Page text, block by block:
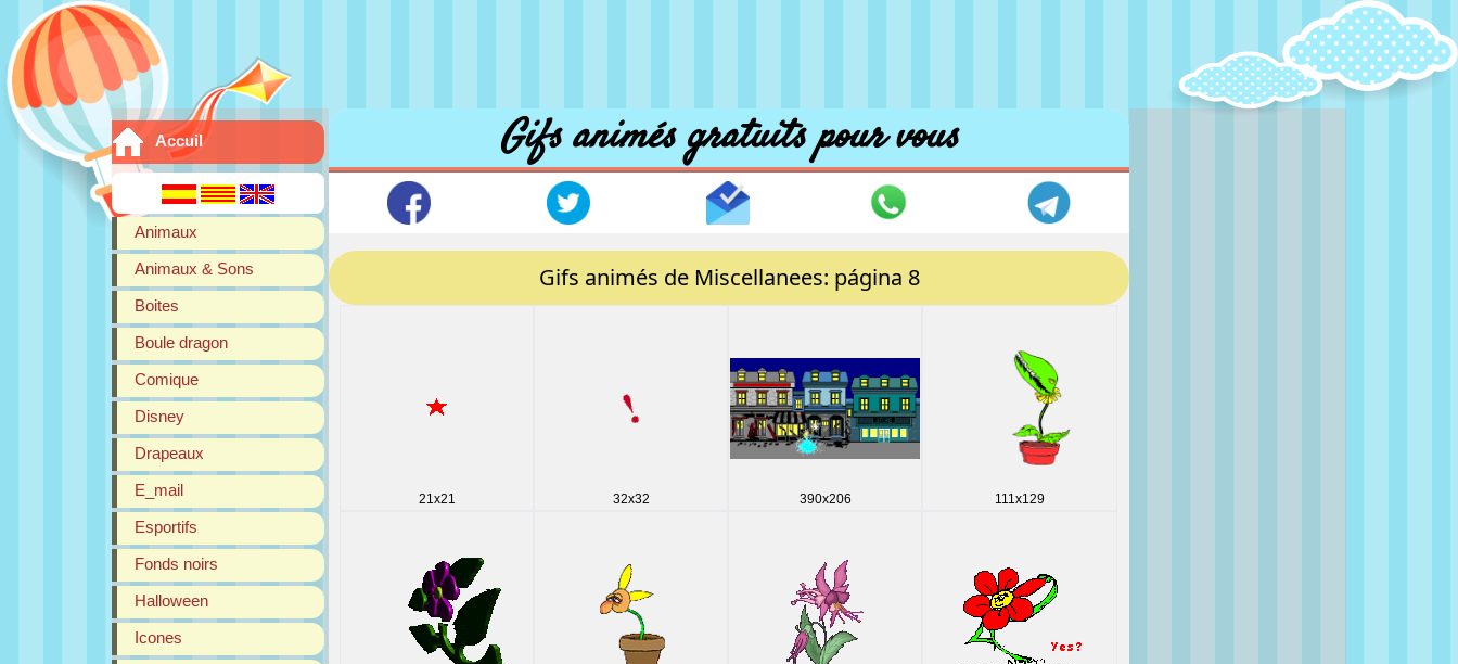
Accuil
Animaux
Animaux & Sons
Boites
Boule dragon
Comique
Disney
Drapeaux
E_mail
Esportifs
Fonds noirs
Halloween
Icones
Gifs animés gratuits pour vous
Gifs animés de Miscellanees: página 8
21x21 32x32 390x206 111x129